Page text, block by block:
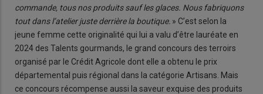
commande, tous nos produits sauf les glaces. Nous fabriquons
tout dans l’atelier juste derrière la boutique. » C’est selon la
jeune femme cette originalité qui lui a valu d’être lauréate en
2024 des Talents gourmands, le grand concours des terroirs
organisé par le Crédit Agricole dont elle a obtenu le prix
départemental puis régional dans la catégorie Artisans. Mais
ce concours récompense aussi la saveur exquise des produits